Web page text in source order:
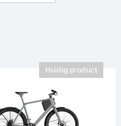
Huidig product